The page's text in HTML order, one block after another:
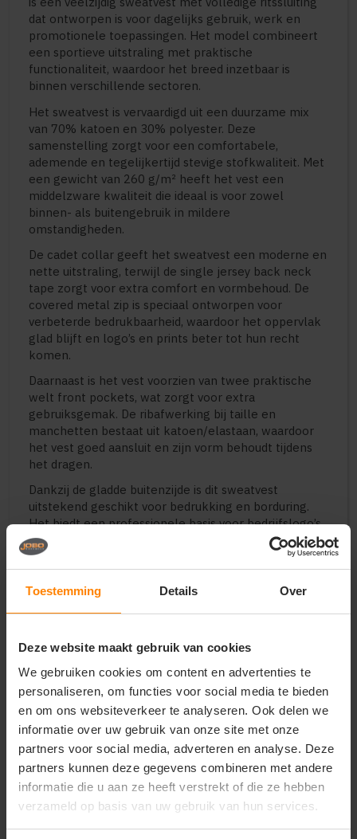
Toestemming Details Over
Deze website maakt gebruik van cookies
We gebruiken cookies om content en advertenties te
personaliseren, om functies voor social media te bieden
en om ons websiteverkeer te analyseren. Ook delen we
informatie over uw gebruik van onze site met onze
partners voor social media, adverteren en analyse. Deze
partners kunnen deze gegevens combineren met andere
informatie die u aan ze heeft verstrekt of die ze hebben
verzameld op basis van uw gebruik van hun services.
dat ontworpen is voor dagelijks gebruik, werk en
promotionele toepassingen. Het model combineert
een sportieve uitstraling met praktische
functionaliteit, waardoor het breed inzetbaar is
binnen verschillende sectoren.
Het sweatvest is vervaardigd uit een duurzame mix
van 70% katoen en 30% polyester. Deze
samenstelling zorgt voor een comfortabele,
ademende en tegelijkertijd stevige stofkwaliteit. Met
een gewicht van 260 g/m² heeft het vest een
middelzware kwaliteit die ideaal is voor zowel
binnen- als buitengebruik in mildere
omstandigheden.
De cadet collar geeft het sweatvest een moderne en
nette uitstraling, terwijl de single jersey back neck
tape zorgt voor extra comfort en vormbehoud. De
covered metal zip is speciaal ontworpen voor
verbeterde bedrukbaarheid, waardoor het oppervlak
glad blijft en logo’s en prints beter tot hun recht
komen.
Daarnaast is het vest voorzien van twee praktische
welt front pockets, wat zorgt voor extra
gebruiksgemak. De ribafwerking bij taille en
manchetten bestaat uit katoen/elastaan, waardoor
het vest goed aansluit en zijn vorm behoudt tijdens
het dragen.
Dankzij de gladde buitenzijde is dit sweatvest
uitstekend geschikt voor bedrukking en borduring.
Het biedt een professionele basis voor bedrijfslogo’s,
teamwear en promotionele toepassingen.
Perfect voor
• Bedrijfskleding en werkkleding
• Promotiekleding en evenementen
• Merchandising en branding
• Casual en representatieve outfits
Belangrijkste kenmerken
• 70% katoen / 30% polyester
• Stofgewicht: 260 g/m²
• Full-zip sweat jacket
• Cadet collar ontwerp
• Covered metal zip (geschikt voor bedrukking)
• Single jersey back neck tape